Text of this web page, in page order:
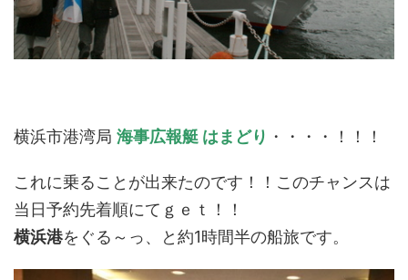
横浜市港湾局 海事広報艇 はまどり ・・・・！！！
これに乗ることが出来たのです！！このチャンスは
当日予約先着順にてｇｅｔ！！
横浜港をぐる～っ、と約1時間半の船旅です。